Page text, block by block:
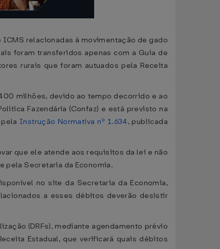
relacionadas à movimentação de gado
foram transferidos apenas com a Guia de
rurais que foram autuados pela Receita
milhões, devido ao tempo decorrido e ao
Fazendária (Confaz) e está previsto na
Instrução Normativa nº 1.634, publicada
que ele atende aos requisitos da lei e não
pela Secretaria da Economia.
no site da Secretaria da Economia,
a esses débitos deverão desistir
(DRFs), mediante agendamento prévio
Estadual, que verificará quais débitos